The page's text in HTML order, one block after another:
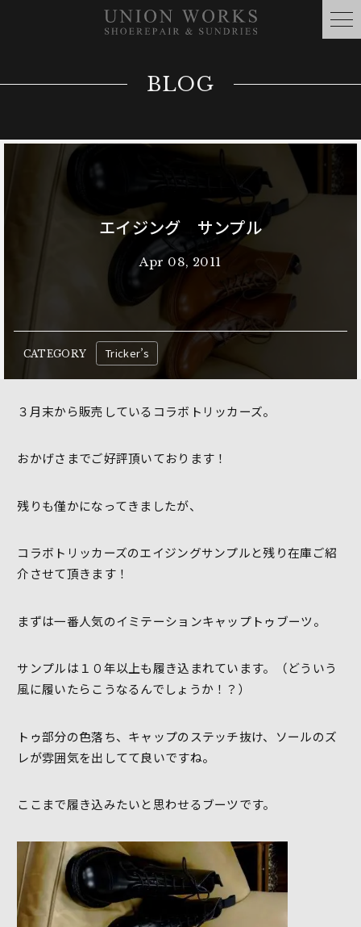
BLOG
エイジング サンプル
Apr 08, 2011
CATEGORY Tricker’s
３月末から販売しているコラボトリッカーズ。
おかげさまでご好評頂いております！
残りも僅かになってきましたが、
コラボトリッカーズのエイジングサンプルと残り在庫ご紹
介させて頂きます！
まずは一番人気のイミテーションキャップトゥブーツ。
サンプルは１０年以上も履き込まれています。（どういう
風に履いたらこうなるんでしょうか！？）
トゥ部分の色落ち、キャップのステッチ抜け、ソールのズ
レが雰囲気を出してて良いですね。
ここまで履き込みたいと思わせるブーツです。